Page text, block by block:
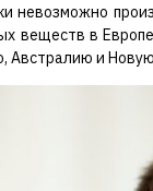
невозможно
веществ в
и Новую